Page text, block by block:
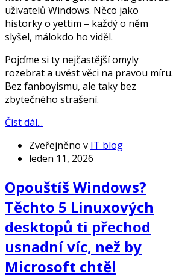
uživatelů Windows. Něco jako
historky o yettim – každý o něm
slyšel, málokdo ho viděl.
Pojďme si ty nejčastější omyly
rozebrat a uvést věci na pravou míru.
Bez fanboyismu, ale taky bez
zbytečného strašení.
Číst dál...
Zveřejněno v IT blog
leden 11, 2026
Opouštíš Windows?
Těchto 5 Linuxových
desktopů ti přechod
usnadní víc, než by
Microsoft chtěl